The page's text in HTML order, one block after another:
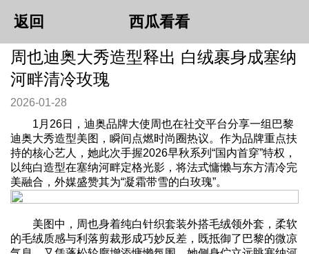
返回 西瓜看看
周也迪奥大秀造型释出 白绒裹身成塞纳
河畔清冷玫瑰
2026-01-28
1月26日，迪奥品牌大使周也在社交平台分享一组巴黎
迪奥大秀造型美图，瞬间点燃时尚圈热议。作为品牌重点扶
持的核心艺人，她此次手握2026早秋系列“国内首穿”特权，
以纯白造型在塞纳河畔定格光影，将法式慵懒与东方清冷完
美融合，外媒盛赞其为“凝霜带雪的白玫瑰”。
美图中，周也身着纯白针织套装外搭毛绒领外套，柔软
的毛绒质感与利落剪裁形成巧妙反差，既抵御了巴黎的微凉